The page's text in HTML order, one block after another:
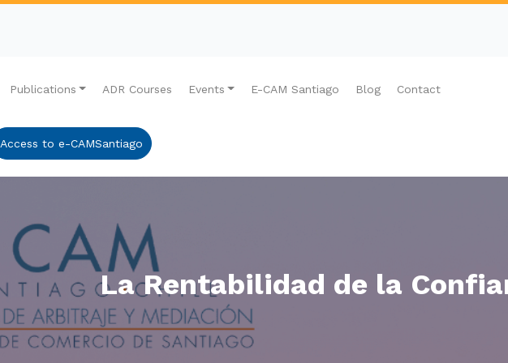
Publications ADR Courses Events E-CAM Santiago Blog Contact
Access to e-CAMSantiago
La Rentabilidad de la